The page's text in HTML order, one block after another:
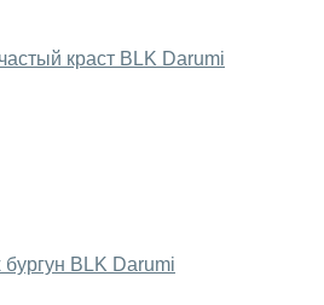
сушки), который
толщиной 20 мм.
МДФ, вся конструкция
и надежной.
посоветуете?
от необходимых
и других факторов.
ведется индивидуально для
краст BLK Darumi
BLK Darumi